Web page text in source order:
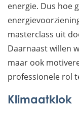
energie. Dus hoe
masterclass uit
Daarnaast willen
maar ook
professionele rol
Klimaatklok